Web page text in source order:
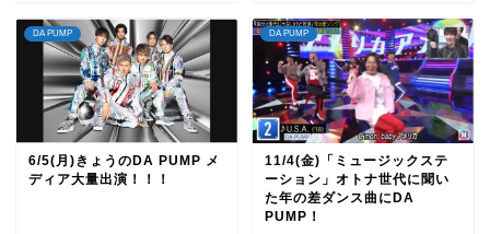
DA PUMP
6/5(月)きょうのDA PUMP メ
ディア大量出演！！！
DA PUMP
11/4(金)「ミュージックステ
ーション」オトナ世代に聞い
た年の差ダンス曲にDA
PUMP！